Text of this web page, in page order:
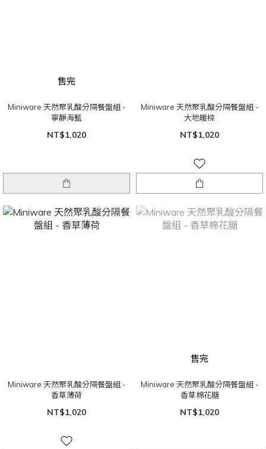
售完
Miniware 天然聚乳酸分隔餐盤組 -
寧靜海藍
NT$1,020
Miniware 天然聚乳酸分隔餐盤組 -
大地暖棕
NT$1,020
Miniware 天然聚乳酸分隔餐盤組 -
香草薄荷
NT$1,020
售完
Miniware 天然聚乳酸分隔餐盤組 -
香草棉花糖
NT$1,020